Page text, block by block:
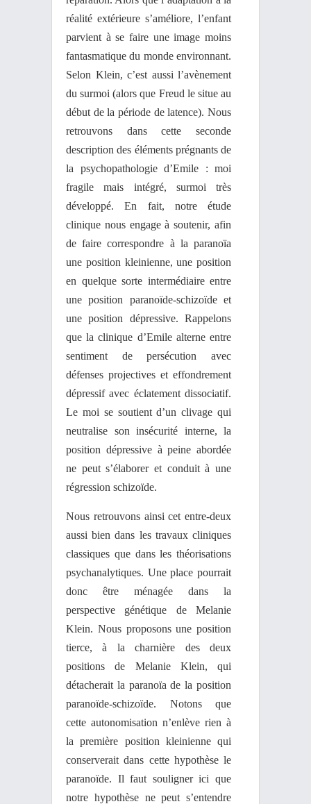
réalité extérieure s’améliore, l’enfant
parvient à se faire une image moins
fantasmatique du monde environnant.
Selon Klein, c’est aussi l’avènement
du surmoi (alors que Freud le situe au
début de la période de latence). Nous
retrouvons dans cette seconde
description des éléments prégnants de
la psychopathologie d’Emile : moi
fragile mais intégré, surmoi très
développé. En fait, notre étude
clinique nous engage à soutenir, afin
de faire correspondre à la paranoïa
une position kleinienne, une position
en quelque sorte intermédiaire entre
une position paranoïde-schizoïde et
une position dépressive. Rappelons
que la clinique d’Emile alterne entre
sentiment de persécution avec
défenses projectives et effondrement
dépressif avec éclatement dissociatif.
Le moi se soutient d’un clivage qui
neutralise son insécurité interne, la
position dépressive à peine abordée
ne peut s’élaborer et conduit à une
régression schizoïde.
Nous retrouvons ainsi cet entre-deux
aussi bien dans les travaux cliniques
classiques que dans les théorisations
psychanalytiques. Une place pourrait
donc être ménagée dans la
perspective génétique de Melanie
Klein. Nous proposons une position
tierce, à la charnière des deux
positions de Melanie Klein, qui
détacherait la paranoïa de la position
paranoïde-schizoïde. Notons que
cette autonomisation n’enlève rien à
la première position kleinienne qui
conserverait dans cette hypothèse le
paranoïde. Il faut souligner ici que
notre hypothèse ne peut s’entendre